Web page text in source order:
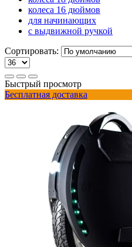
колеса 16 дюймов
для начинающих
с выдвижной ручкой
Сортировать:
Быстрый просмотр
Бесплатная доставка